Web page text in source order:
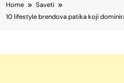
Home
Saveti
10 lifestyle brendova patika koji